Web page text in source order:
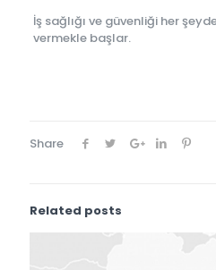
İş sağlığı ve güvenliği her
vermekle başlar.
Share
Related posts